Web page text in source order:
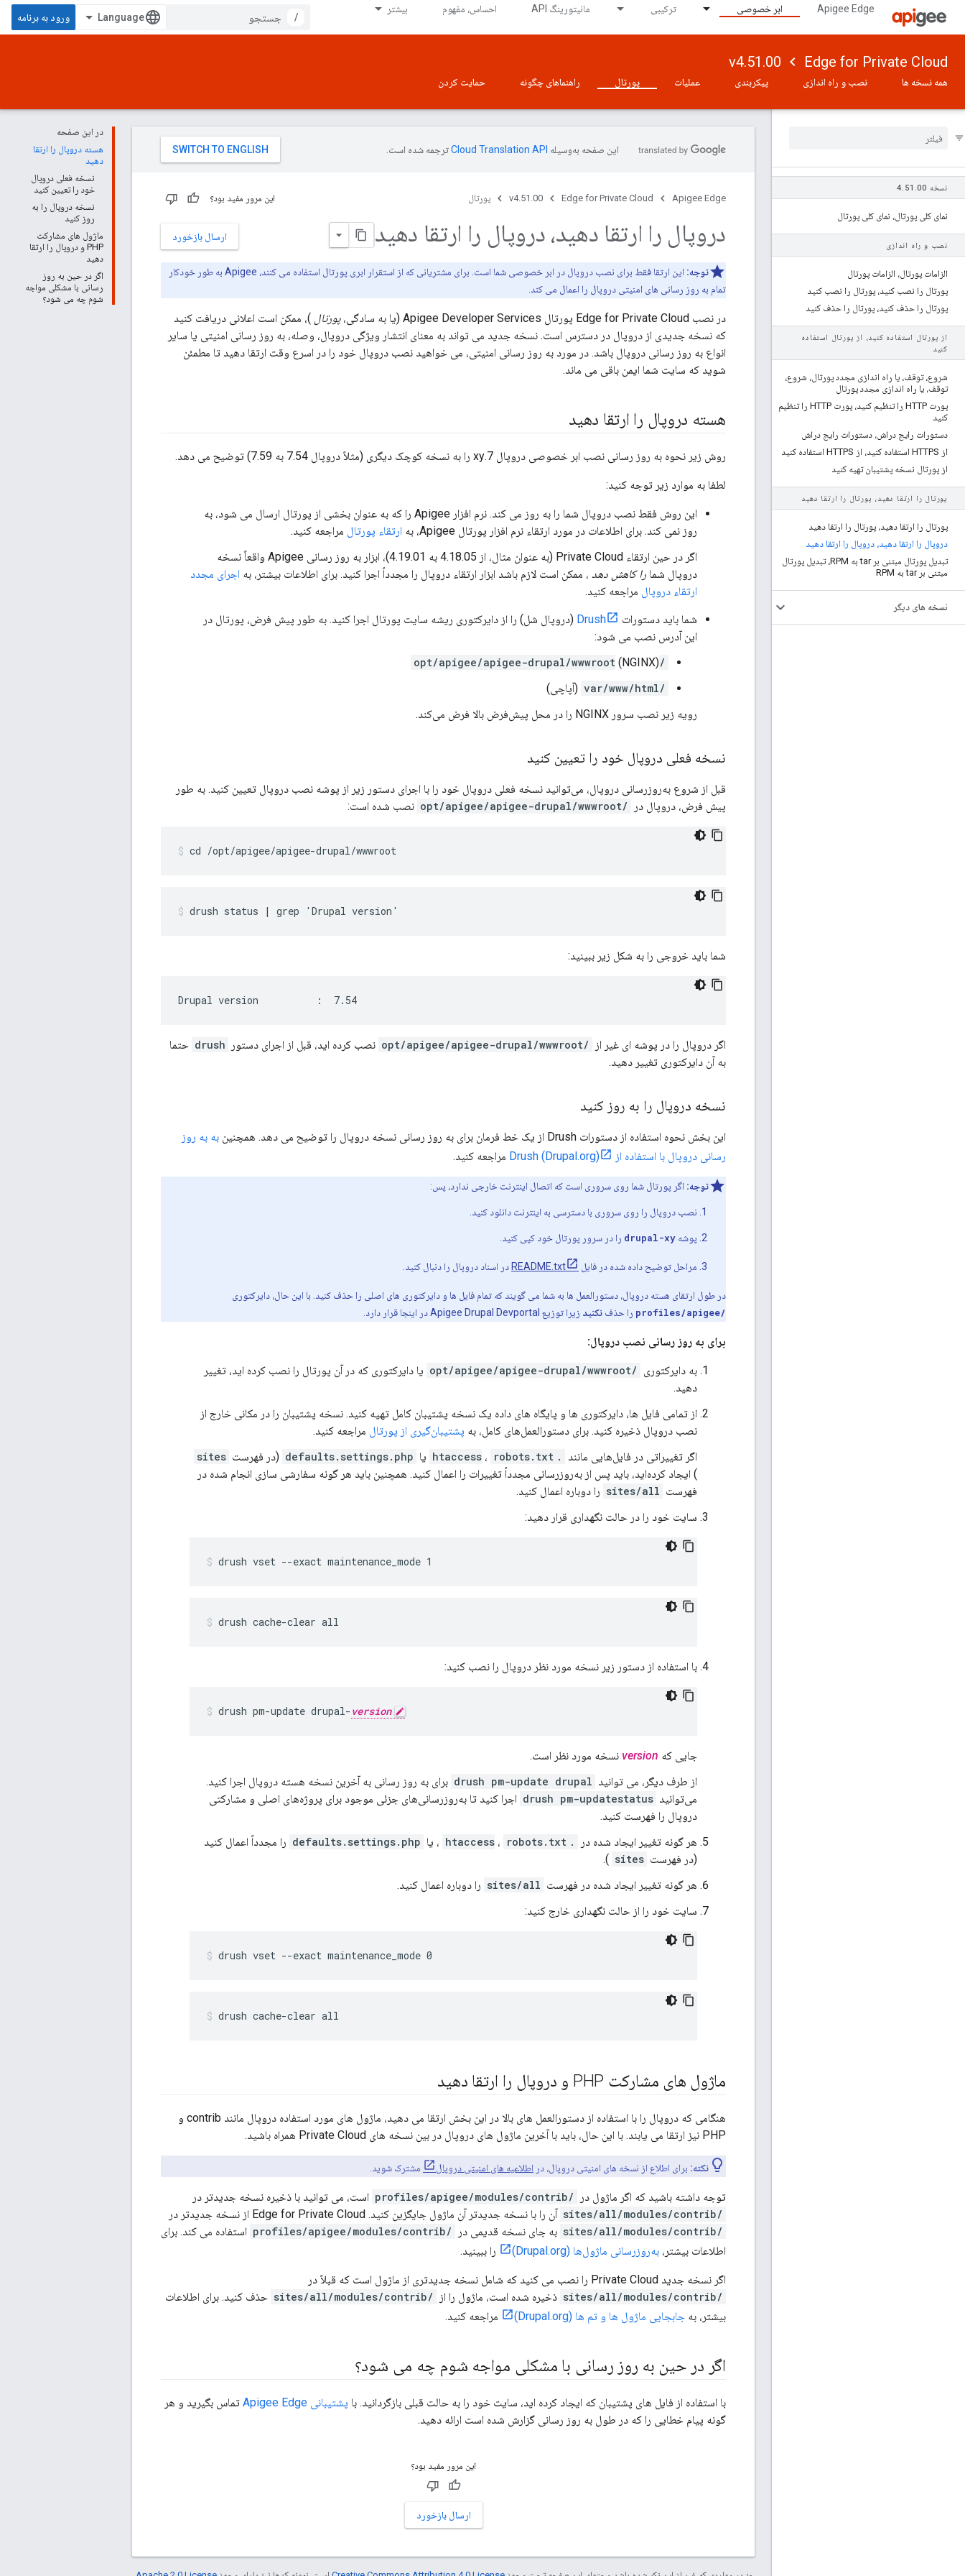
Apigee Edge ابر خصوصی ترکیبی مانیتورینگ API احساس، مفهوم بیشتر
/ ورود به برنامه
Edge for Private Cloud
v4.51.00
همه نسخه ها نصب و راه اندازی پیکربندی عملیات پورتال راهنماهای چگونه حمایت کردن
نسخه 4 . 51 .00
نمای کلی پورتال، نمای کلی پورتال
نصب و راه اندازی
الزامات پورتال، الزامات پورتال
پورتال را نصب کنید، پورتال را نصب کنید
پورتال را حذف کنید، پورتال را حذف کنید
از پورتال استفاده کنید، از پورتال استفاده
کنید
شروع، توقف، یا راه اندازی مجدد پورتال، شروع،
توقف، یا راه اندازی مجدد پورتال
پورت HTTP را تنظیم کنید، پورت HTTP را تنظیم
کنید
دستورات رایج دراش، دستورات رایج دراش
از HTTPS استفاده کنید، از HTTPS استفاده کنید
از پورتال نسخه پشتیبان تهیه کنید
پورتال را ارتقا دهید، پورتال را ارتقا دهید
پورتال را ارتقا دهید، پورتال را ارتقا دهید
دروپال را ارتقا دهید، دروپال را ارتقا دهید
تبدیل پورتال مبتنی بر tar به RPM، تبدیل پورتال
مبتنی بر tar به RPM
نسخه های دیگر
در این صفحه
هسته دروپال را ارتقا
دهید
نسخه فعلی دروپال
خود را تعیین کنید
نسخه دروپال را به
روز کنید
ماژول های مشارکت
PHP و دروپال را ارتقا
دهید
اگر در حین به روز
رسانی با مشکلی مواجه
شوم چه می شود؟
این صفحه به‌وسیله ترجمه شده است.
Apigee Edge
Edge for Private Cloud
v4.51.00 پورتال این مرور مفید بود؟
ارسال بازخورد دروپال را ارتقا دهید، دروپال را ارتقا دهید
توجه:
این ارتقا فقط برای نصب دروپال در ابر خصوصی شما است. برای مشتریانی که از استقرار ابری پورتال استفاده می کنند، Apigee به طور خودکار
تمام به روز رسانی های امنیتی دروپال را اعمال می کند.
در نصب Edge for Private Cloud پورتال Apigee Developer Services (یا به سادگی، پورتال )، ممکن است اعلانی دریافت کنید
که نسخه جدیدی از دروپال در دسترس است. نسخه جدید می تواند به معنای انتشار ویژگی دروپال، وصله، به روز رسانی امنیتی یا سایر
انواع به روز رسانی دروپال باشد. در مورد به روز رسانی امنیتی، می خواهید نصب دروپال خود را در اسرع وقت ارتقا دهید تا مطمئن
شوید که سایت شما ایمن باقی می ماند.
هسته دروپال را ارتقا دهید
روش زیر نحوه به روز رسانی نصب ابر خصوصی دروپال 7.xy را به نسخه کوچک دیگری (مثلاً دروپال 7.54 به 7.59) توضیح می دهد.
لطفا به موارد زیر توجه کنید:
این روش فقط نصب دروپال شما را به روز می کند. نرم افزار Apigee را که به عنوان بخشی از پورتال ارسال می شود، به
روز نمی کند. برای اطلاعات در مورد ارتقاء نرم افزار پورتال Apigee، به
ارتقاء پورتال مراجعه کنید.
اگر در حین ارتقاء Private Cloud (به عنوان مثال، از 4.18.05 به 4.19.01)، ابزار به روز رسانی Apigee واقعاً نسخه
دروپال شما را کاهش دهد ، ممکن است لازم باشد ابزار ارتقاء دروپال را مجدداً اجرا کنید. برای اطلاعات بیشتر، به اجرای مجدد
ارتقاء دروپال مراجعه کنید.
شما باید دستورات Drush (دروپال شل) را از دایرکتوری ریشه سایت پورتال اجرا کنید. به طور پیش فرض، پورتال در
این آدرس نصب می شود:
/opt/apigee/apigee-drupal/wwwroot
(NGINX)
/var/www/html
(آپاچی)
رویه زیر نصب سرور NGINX را در محل پیش‌فرض بالا فرض می‌کند.
نسخه فعلی دروپال خود را تعیین کنید
قبل از شروع به‌روزرسانی دروپال، می‌توانید نسخه فعلی دروپال خود را با اجرای دستور زیر از پوشه نصب دروپال تعیین کنید. به طور
پیش فرض، دروپال در
/opt/apigee/apigee-drupal/wwwroot نصب شده است:
cd /opt/apigee/apigee-drupal/wwwroot
drush status | grep 'Drupal version'
شما باید خروجی را به شکل زیر ببینید:
Drupal version          :  7.54
اگر دروپال را در پوشه ای غیر از /opt/apigee/apigee-drupal/wwwroot نصب کرده اید، قبل از اجرای دستور drush حتما
به آن دایرکتوری تغییر دهید.
نسخه دروپال را به روز کنید
این بخش نحوه استفاده از دستورات Drush از یک خط فرمان برای به روز رسانی نسخه دروپال را توضیح می دهد. همچنین
به به روز
رسانی دروپال با استفاده از Drush (Drupal.org)
مراجعه کنید.
توجه: اگر پورتال شما روی سروری است که اتصال اینترنت خارجی ندارد، پس:
نصب دروپال را روی سروری با دسترسی به اینترنت دانلود کنید.
پوشه drupal-xy را در سرور پورتال خود کپی کنید.
مراحل توضیح داده شده در فایل README.txt در اسناد دروپال را دنبال کنید.
در طول ارتقای هسته دروپال، دستورالعمل ها به شما می گویند که تمام فایل ها و دایرکتوری های اصلی را حذف کنید. با این حال، دایرکتوری
/profiles/apigee
را حذف نکنید زیرا توزیع Apigee Drupal Devportal در اینجا قرار دارد.
برای به روز رسانی نصب دروپال:
به دایرکتوری /opt/apigee/apigee-drupal/wwwroot
یا دایرکتوری که در آن پورتال را نصب کرده اید، تغییر
دهید.
از تمامی فایل ها، دایرکتوری ها و پایگاه های داده یک نسخه پشتیبان کامل تهیه کنید. نسخه پشتیبان را در مکانی خارج از
نصب دروپال ذخیره کنید. برای دستورالعمل‌های کامل، به پشتیبان‌گیری از پورتال مراجعه کنید.
اگر تغییراتی در فایل‌هایی مانند
.htaccess ، robots.txt یا defaults.settings.php (در فهرست sites
) ایجاد کرده‌اید، باید پس از به‌روزرسانی مجدداً تغییرات را اعمال کنید. همچنین باید هر گونه سفارشی سازی انجام شده در
فهرست sites/all را دوباره اعمال کنید.
سایت خود را در حالت نگهداری قرار دهید:
drush vset --exact maintenance_mode 1
drush cache-clear all
با استفاده از دستور زیر نسخه مورد نظر دروپال را نصب کنید:
drush pm-update drupal- version
جایی که version نسخه مورد نظر است.
از طرف دیگر، می توانید drush pm-update drupal برای به روز رسانی به آخرین نسخه هسته دروپال اجرا کنید.
می‌توانید drush pm-updatestatus اجرا کنید تا به‌روزرسانی‌های جزئی موجود برای پروژه‌های اصلی و مشارکتی
دروپال را فهرست کنید.
هر گونه تغییر ایجاد شده در
.htaccess ، robots.txt ، یا defaults.settings.php را مجدداً اعمال کنید
(در فهرست sites
).
هر گونه تغییر ایجاد شده در فهرست sites/all را دوباره اعمال کنید.
سایت خود را از حالت نگهداری خارج کنید:
drush vset --exact maintenance_mode 0
drush cache-clear all
ماژول های مشارکت PHP و دروپال را ارتقا دهید
هنگامی که دروپال را با استفاده از دستورالعمل های بالا در این بخش ارتقا می دهید، ماژول های مورد استفاده دروپال مانند contrib و
PHP نیز ارتقا می یابند. با این حال، باید با آخرین ماژول های دروپال در بین نسخه های Private Cloud همراه باشید.
نکته: برای اطلاع از نسخه های امنیتی دروپال، در اطلاعیه های امنیتی دروپال مشترک شوید.
توجه داشته باشید که اگر ماژول در /profiles/apigee/modules/contrib
است، می توانید با ذخیره نسخه جدیدتر در
/sites/all/modules/contrib
آن را با نسخه جدیدتر آن ماژول جایگزین کنید. Edge for Private Cloud از نسخه جدیدتر در
/sites/all/modules/contrib
به جای نسخه قدیمی در /profiles/apigee/modules/contrib
استفاده می کند. برای
اطلاعات بیشتر، به‌روزرسانی ماژول‌ها (Drupal.org) را ببینید.
اگر نسخه جدید Private Cloud را نصب می کنید که شامل نسخه جدیدتری از ماژول است که قبلاً در
/sites/all/modules/contrib
ذخیره شده است، ماژول را از /sites/all/modules/contrib
حذف کنید. برای اطلاعات
بیشتر، به جابجایی ماژول ها و تم ها (Drupal.org) مراجعه کنید.
اگر در حین به روز رسانی با مشکلی مواجه شوم چه می شود؟
با استفاده از فایل های پشتیبان که ایجاد کرده اید، سایت خود را به حالت قبلی بازگردانید. با پشتیبانی Apigee Edge
تماس بگیرید و هر
گونه پیام خطایی را که در طول به روز رسانی گزارش شده است ارائه دهید.
این مرور مفید بود؟
ارسال بازخورد